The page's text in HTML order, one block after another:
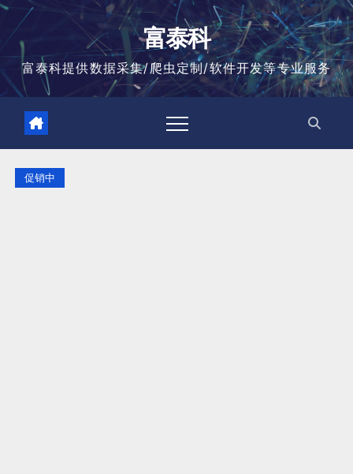
跳
富泰科
富泰科提供数据采集/爬虫定制/软件开发等专业服务
促销中